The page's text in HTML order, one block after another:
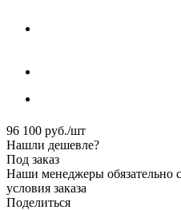
96 100 руб./шт
Нашли дешевле?
Под заказ
Наши менеджеры обязательно
условия заказа
Поделиться